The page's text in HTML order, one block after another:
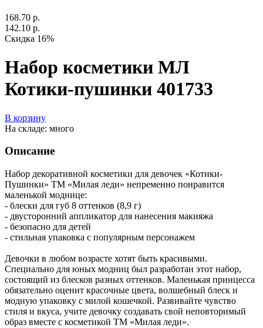
168.70 р.
142.10 р.
Скидка 16%
Набор косметики МЛ
Котики-пушинки 401733
В корзину
На складе: много
Описание
Набор декоративной косметики для девочек «Котики-
Пушинки» ТМ «Милая леди» непременно понравится
маленькой моднице:
- блески для губ 8 оттенков (8,9 г)
- двусторонний аппликатор для нанесения макияжа
- безопасно для детей
- стильная упаковка с популярным персонажем
Девочки в любом возрасте хотят быть красивыми.
Специально для юных модниц был разработан этот набор,
состоящий из блесков разных оттенков. Маленькая принцесса
обязательно оценит красочные цвета, волшебный блеск и
модную упаковку с милой кошечкой. Развивайте чувство
стиля и вкуса, учите девочку создавать свой неповторимый
образ вместе с косметикой ТМ «Милая леди».